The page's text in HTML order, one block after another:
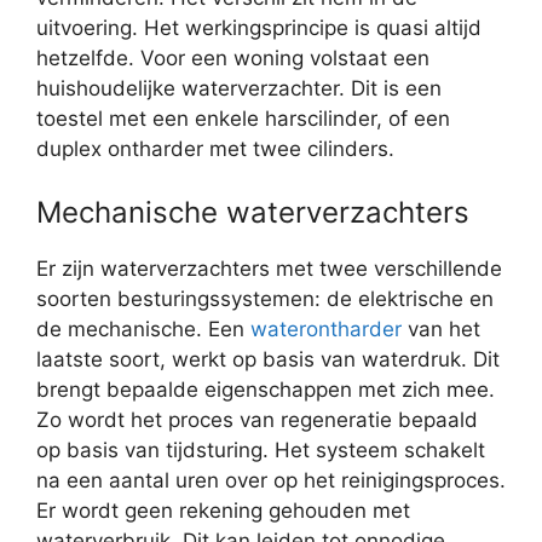
uitvoering. Het werkingsprincipe is quasi altijd
hetzelfde. Voor een woning volstaat een
huishoudelijke waterverzachter. Dit is een
toestel met een enkele harscilinder, of een
duplex ontharder met twee cilinders.
Mechanische waterverzachters
Er zijn waterverzachters met twee verschillende
soorten besturingssystemen: de elektrische en
de mechanische. Een waterontharder van het
laatste soort, werkt op basis van waterdruk. Dit
brengt bepaalde eigenschappen met zich mee.
Zo wordt het proces van regeneratie bepaald
op basis van tijdsturing. Het systeem schakelt
na een aantal uren over op het reinigingsproces.
Er wordt geen rekening gehouden met